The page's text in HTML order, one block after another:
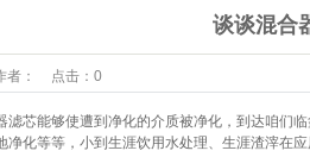
谈谈混合
者： 点击： 0
芯能够使遭到净化的介质被净化，到达咱们
净化等等，小到生涯饮用水处理、生涯渣滓在